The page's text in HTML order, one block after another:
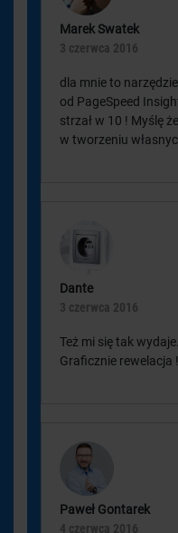
Marek Swatek
3 czerwca 2016
dla mnie to
od PageSpeed
strzał w 10 ! Myślę
w tworzeniu
Dante
3 czerwca 2016
Też mi się tak wydaje…
Graficznie rewelacja !
Paweł Gontarek
4 czerwca 2016